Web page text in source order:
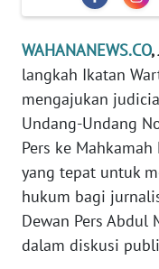
WAHANANEWS.CO,
langkah Ikatan
mengajukan
Undang-Undang
Pers ke
yang tepat untuk
hukum bagi
Dewan Pers Abdul
dalam diskusi
INDEKS
BERITA
KONTAK
INFO
IKLAN